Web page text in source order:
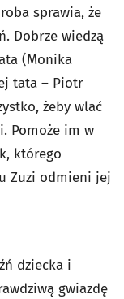
sprawia, że
Dobrze wiedzą
(Monika
tata – Piotr
żeby wlać
Pomoże im w
którego
Zuzi odmieni jej
dziecka i
gwiazdę